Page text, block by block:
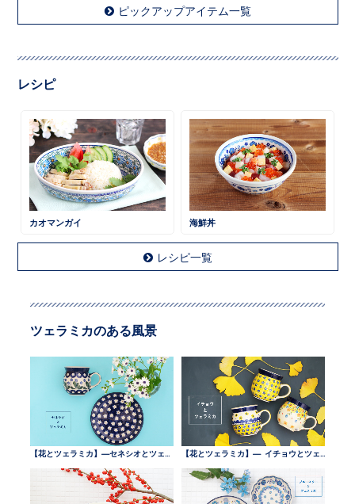
ピックアップアイテム一覧
レシピ
カオマンガイ 海鮮丼
レシピ一覧
ツェラミカのある風景